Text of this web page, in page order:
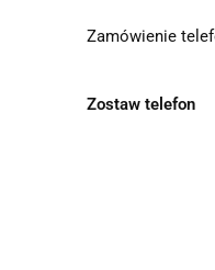
Zamówienie
Zostaw telefon